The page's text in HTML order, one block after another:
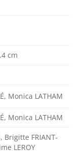
cm
Monica LATHAM
Monica LATHAM
Brigitte FRIANT-
LEROY